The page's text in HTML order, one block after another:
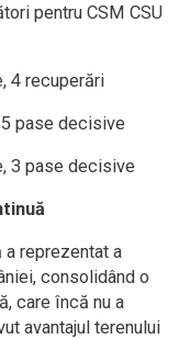
pentru CSM CSU
4 recuperări
pase decisive
3 pase decisive
a reprezentat a
consolidând o
care încă nu a
avantajul terenului